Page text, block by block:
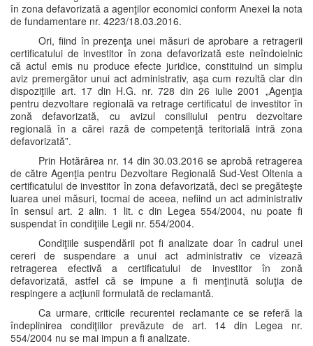
în zona defavorizată a agenţilor economici conform Anexei la nota
de fundamentare nr. 4223/18.03.2016.
Ori, fiind în prezenţa unei măsuri de aprobare a retragerii
certificatului de investitor în zona defavorizată este neîndoielnic
că actul emis nu produce efecte juridice, constituind un simplu
aviz premergător unui act administrativ, aşa cum rezultă clar din
dispoziţiile art. 17 din H.G. nr. 728 din 26 iulie 2001 „Agenţia
pentru dezvoltare regională va retrage certificatul de investitor în
zonă defavorizată, cu avizul consiliului pentru dezvoltare
regională în a cărei rază de competenţă teritorială intră zona
defavorizată”.
Prin Hotărârea nr. 14 din 30.03.2016 se aprobă retragerea
de către Agenţia pentru Dezvoltare Regională Sud-Vest Oltenia a
certificatului de investitor în zona defavorizată, deci se pregăteşte
luarea unei măsuri, tocmai de aceea, nefiind un act administrativ
în sensul art. 2 alin. 1 lit. c din Legea 554/2004, nu poate fi
suspendat în condiţiile Legii nr. 554/2004.
Condiţiile suspendării pot fi analizate doar în cadrul unei
cereri de suspendare a unui act administrativ ce vizează
retragerea efectivă a certificatului de investitor în zonă
defavorizată, astfel că se impune a fi menţinută soluţia de
respingere a acţiunii formulată de reclamantă.
Ca urmare, criticile recurentei reclamante ce se referă la
îndeplinirea condiţiilor prevăzute de art. 14 din Legea nr.
554/2004 nu se mai impun a fi analizate.